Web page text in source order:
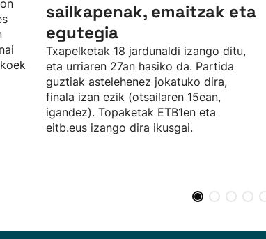
sailkapenak, emaitzak eta
egutegia
Txapelketak 18 jardunaldi izango ditu,
eta urriaren 27an hasiko da. Partida
guztiak astelehenez jokatuko dira,
finala izan ezik (otsailaren 15ean,
igandez). Topaketak ETB1en eta
eitb.eus izango dira ikusgai.